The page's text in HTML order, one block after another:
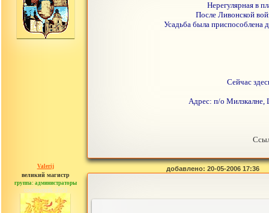
Нерегулярная в
После Ливонской
Усадьба была приспособлена
Сейчас
Адрес: п/о Милзкалне,
Valerij
великий магистр
группа: администраторы
сообщений: 3753
добавлено: 20-05-2006 17:36